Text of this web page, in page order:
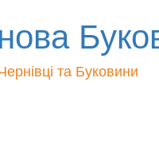
та Буковини